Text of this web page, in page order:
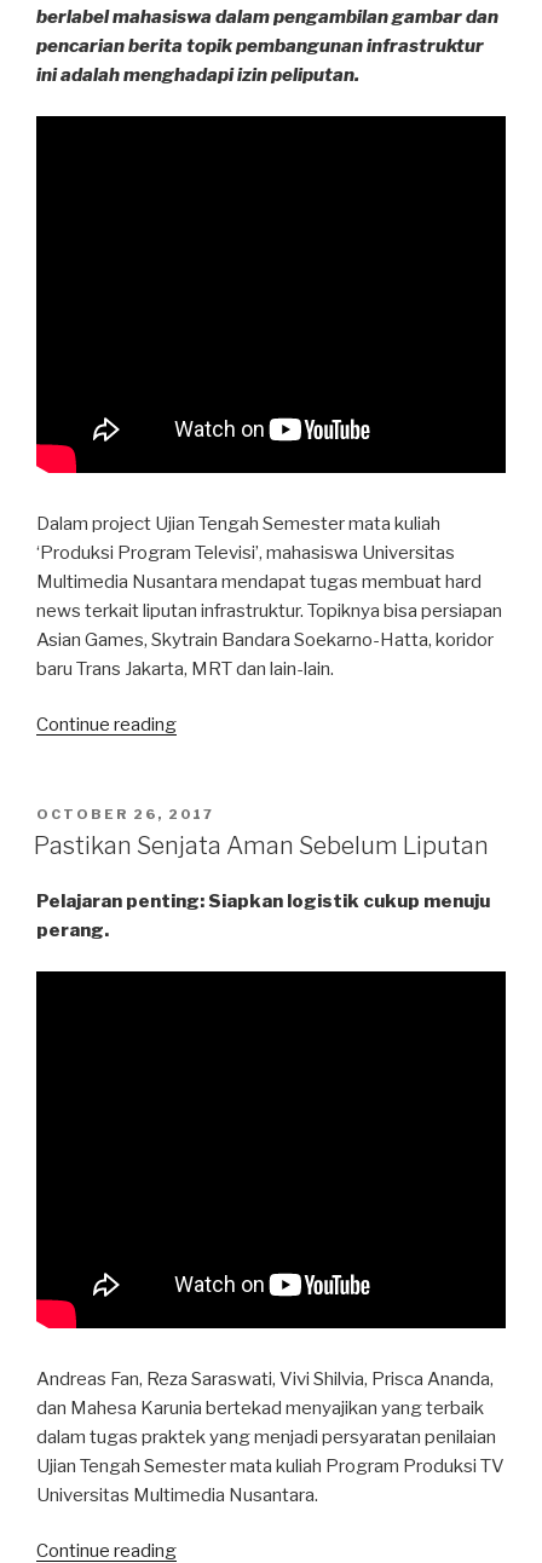
berlabel mahasiswa dalam pengambilan gambar dan
pencarian berita topik pembangunan infrastruktur
ini adalah menghadapi izin peliputan.
Dalam project Ujian Tengah Semester mata kuliah
‘Produksi Program Televisi’, mahasiswa Universitas
Multimedia Nusantara mendapat tugas membuat hard
news terkait liputan infrastruktur. Topiknya bisa persiapan
Asian Games, Skytrain Bandara Soekarno-Hatta, koridor
baru Trans Jakarta, MRT dan lain-lain.
Continue reading“Tantangan
Birokrasi
Perizinan”
POSTED
ON
OCTOBER 26, 2017
Pastikan Senjata Aman Sebelum Liputan
Pelajaran penting: Siapkan logistik cukup menuju
perang.
Andreas Fan, Reza Saraswati, Vivi Shilvia, Prisca Ananda,
dan Mahesa Karunia bertekad menyajikan yang terbaik
dalam tugas praktek yang menjadi persyaratan penilaian
Ujian Tengah Semester mata kuliah Program Produksi TV
Universitas Multimedia Nusantara.
Continue reading“Pastikan